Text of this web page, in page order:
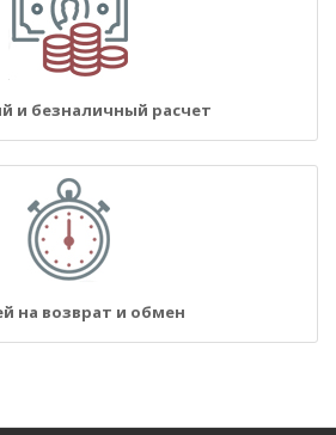
и безналичный расчет
на возврат и обмен